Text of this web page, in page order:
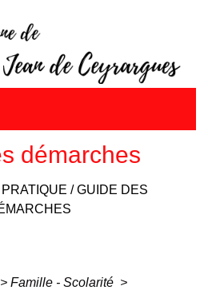
démarches
/GUIDE DES
> Famille - Scolarité >